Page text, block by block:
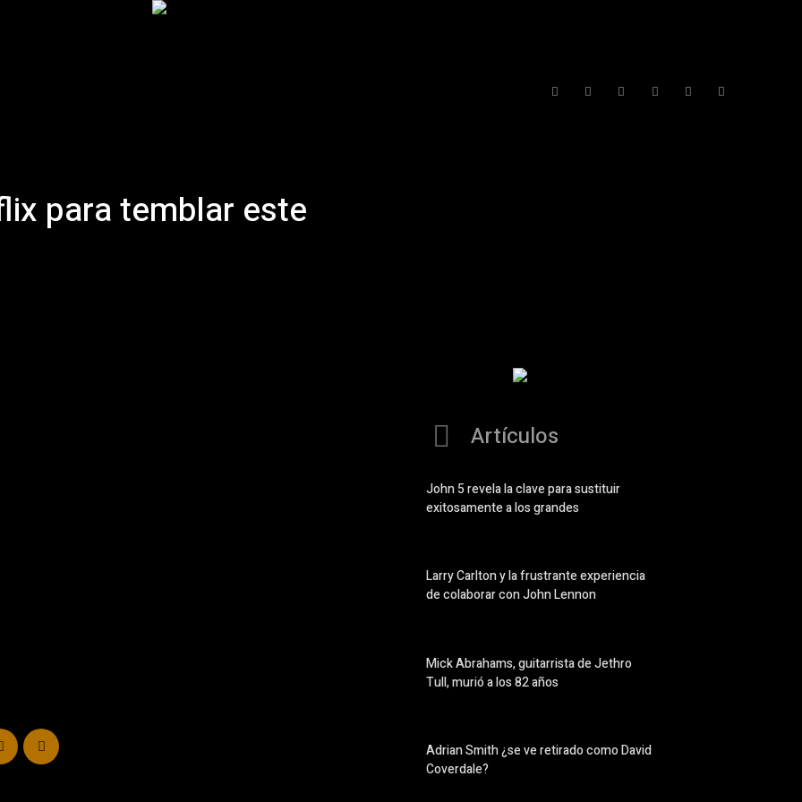
para temblar este
Artículos
John 5 revela la clave para sustituir
exitosamente a los grandes
Larry Carlton y la frustrante experiencia
de colaborar con John Lennon
Mick Abrahams, guitarrista de Jethro
Tull, murió a los 82 años
Adrian Smith ¿se ve retirado como David
Coverdale?